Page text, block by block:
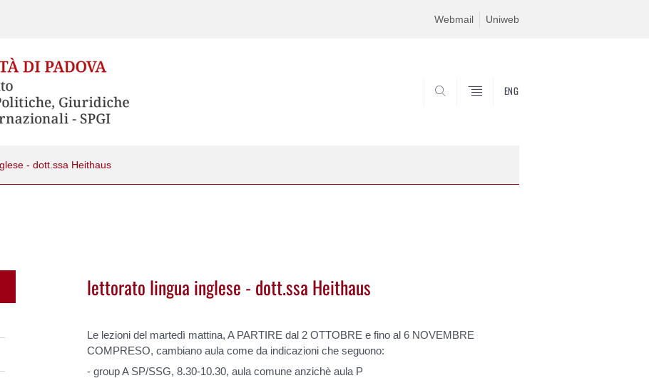
Webmail Uniweb
ENG
- dott.ssa Heithaus
lettorato lingua inglese - dott.ssa Heithaus
Le lezioni del martedì mattina, A PARTIRE dal 2 OTTOBRE e fino al 6 NOVEMBRE
COMPRESO, cambiano aula come da indicazioni che seguono:
- group A SP/SSG, 8.30-10.30, aula comune anzichè aula P